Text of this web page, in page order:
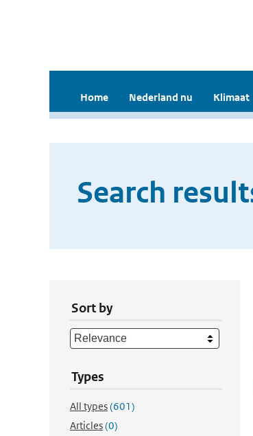
Home Nederland nu Klimaat
Search
Sort by
Types
All types(601)
Articles(0)